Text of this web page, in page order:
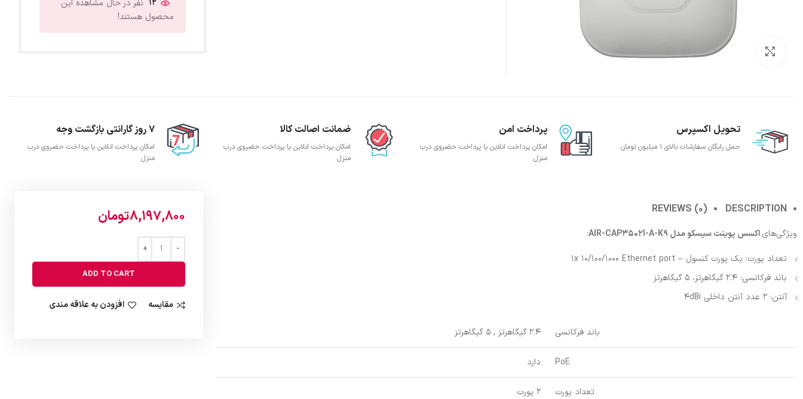
بزرگنمایی تصویر
نفر در حال مشاهده این
محصول هستند!
تحویل اکسپرس
حمل رایگان سفارشات بالای 1 میلیون تومان
پرداخت امن
امکان پرداخت انلاین یا پرداخت حضروی درب
منزل
ضمانت اصالت کالا
امکان پرداخت انلاین یا پرداخت حضروی درب
منزل
7 روز گارانتی بازگشت وجه
امکان پرداخت انلاین یا پرداخت حضروی درب
منزل
DESCRIPTION
REVIEWS (0)
ویژگی‌هایاکسس پوینت سیسکو مدل AIR-CAP3502I-A-K9
:
تعداد پورت: یک پورت کنسول – 1x 10/100/1000 Ethernet port
باند فرکانسی: 2.4 گیگاهرتز، 5 گیگاهرتز
آنتن: 2 عدد آنتن داخلی 4dBi
باند فرکانسی 2.4 گیگاهرتز , 5 گیگاهرتز
PoE دارد
تعداد پورت 2 پورت
8,197,800تومان
ADD TO CART
مقایسه افزودن به علاقه مندی